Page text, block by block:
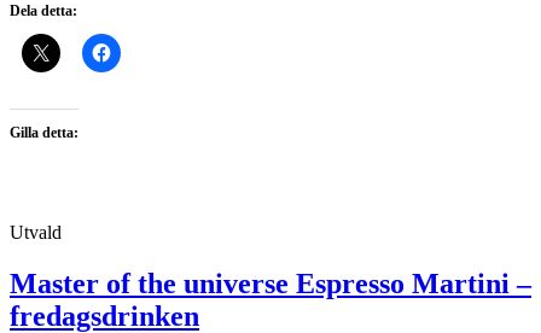
Dela detta:
Gilla detta:
Utvald
Master of the universe Espresso Martini –
fredagsdrinken